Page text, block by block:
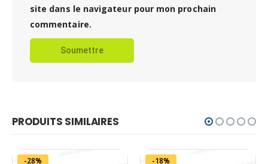
site dans le navigateur pour mon prochain
commentaire.
PRODUITS SIMILAIRES
-28% -18%